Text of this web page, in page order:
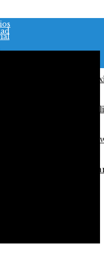
para fortalecer la
RSC que mejoran la
Spider-Man: Brand
y por qué es vital